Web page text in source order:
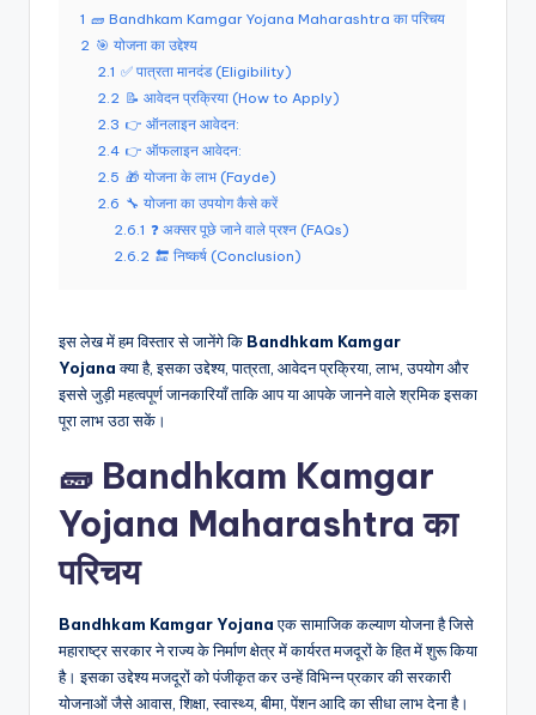
1 🧱 Bandhkam Kamgar Yojana Maharashtra का परिचय
2 🎯 योजना का उद्देश्य
2.1 ✅ पात्रता मानदंड (Eligibility)
2.2 📝 आवेदन प्रक्रिया (How to Apply)
2.3 👉 ऑनलाइन आवेदन:
2.4 👉 ऑफलाइन आवेदन:
2.5 🎁 योजना के लाभ (Fayde)
2.6 🔧 योजना का उपयोग कैसे करें
2.6.1 ❓ अक्सर पूछे जाने वाले प्रश्न (FAQs)
2.6.2 🔚 निष्कर्ष (Conclusion)
इस लेख में हम विस्तार से जानेंगे कि Bandhkam Kamgar
Yojanaक्या है, इसका उद्देश्य, पात्रता, आवेदन प्रक्रिया, लाभ, उपयोग और
इससे जुड़ी महत्वपूर्ण जानकारियाँ ताकि आप या आपके जानने वाले श्रमिक इसका
पूरा लाभ उठा सकें।
🧱 Bandhkam Kamgar
Yojana Maharashtra का
परिचय
Bandhkam Kamgar Yojanaएक सामाजिक कल्याण योजना है जिसे
महाराष्ट्र सरकार ने राज्य के निर्माण क्षेत्र में कार्यरत मजदूरों के हित में शुरू किया
है। इसका उद्देश्य मजदूरों को पंजीकृत कर उन्हें विभिन्न प्रकार की सरकारी
योजनाओं जैसे आवास, शिक्षा, स्वास्थ्य, बीमा, पेंशन आदि का सीधा लाभ देना है।